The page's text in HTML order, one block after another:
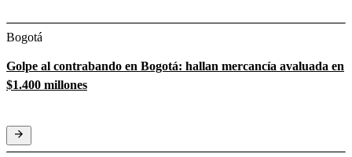
Bogotá
Golpe al contrabando en Bogotá: hallan mercancía avaluada en
$1.400 millones